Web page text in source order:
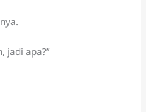
jadi apa?”